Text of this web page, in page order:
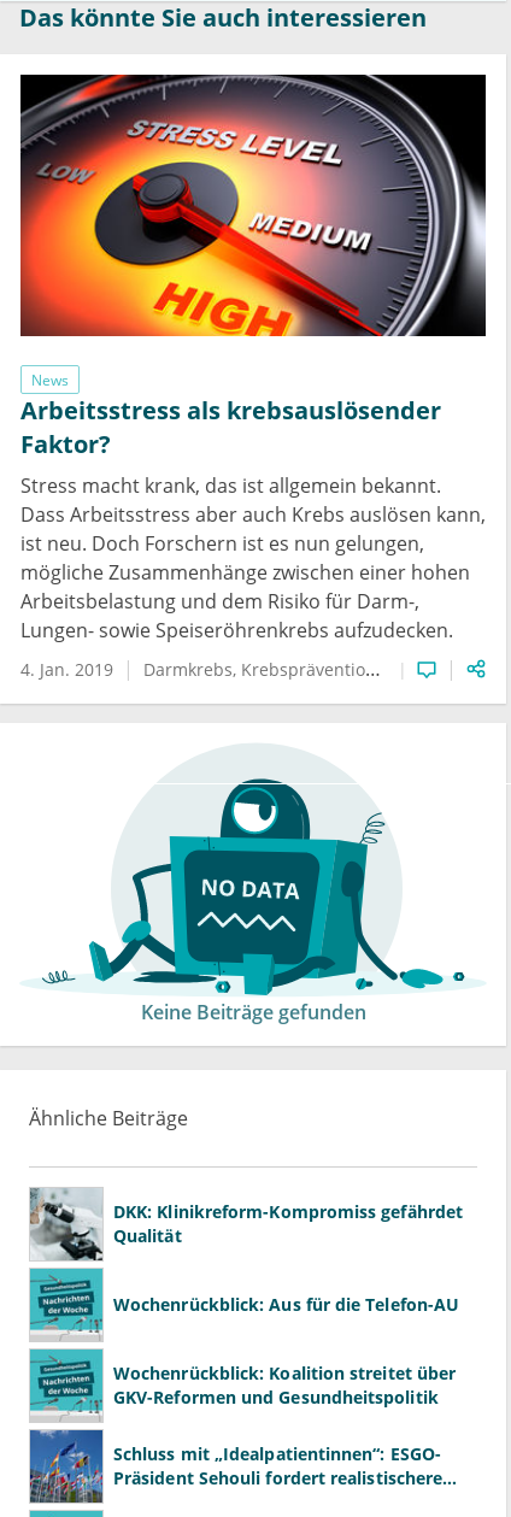
Das könnte Sie auch interessieren
News
Arbeitsstress als krebsauslösender
Faktor?
Stress macht krank, das ist allgemein bekannt.
Dass Arbeitsstress aber auch Krebs auslösen kann,
ist neu. Doch Forschern ist es nun gelungen,
mögliche Zusammenhänge zwischen einer hohen
Arbeitsbelastung und dem Risiko für Darm-,
Lungen- sowie Speiseröhrenkrebs aufzudecken.
4. Jan. 2019 Darmkrebs Krebsprävention Stress
Keine Beiträge gefunden
Ähnliche Beiträge
DKK: Klinikreform-Kompromiss gefährdet
Qualität
Wochenrückblick: Aus für die Telefon-AU
Wochenrückblick: Koalition streitet über
GKV-Reformen und Gesundheitspolitik
Schluss mit „Idealpatientinnen“: ESGO-
Präsident Sehouli fordert realistischere